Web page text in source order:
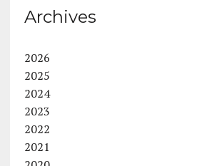
Archives
2026
2025
2024
2023
2022
2021